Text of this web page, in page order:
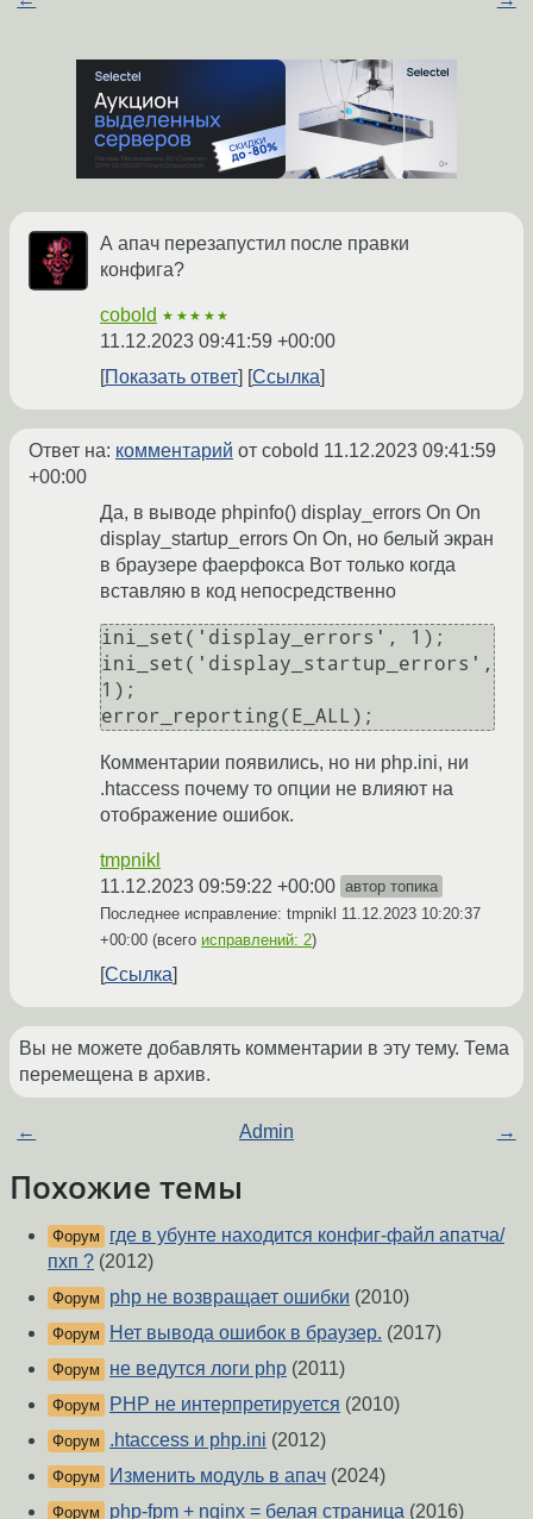
А апач перезапустил после правки
конфига?
cobold ★★★★★
11.12.2023 09:41:59 +00:00
Показать ответ
Ссылка
Ответ на: комментарий от cobold 11.12.2023 09:41:59
+00:00
Да, в выводе phpinfo() display_errors On On
display_startup_errors On On, но белый экран
в браузере фаерфокса Вот только когда
вставляю в код непосредственно
ini_set('display_errors', 1);
ini_set('display_startup_errors',
1);
Комментарии появились, но ни php.ini, ни
.htaccess почему то опции не влияют на
отображение ошибок.
tmpnikl
11.12.2023 09:59:22 +00:00 автор топика
Последнее исправление: tmpnikl 11.12.2023 10:20:37
+00:00 (всего исправлений: 2)
Ссылка
Вы не можете добавлять комментарии в эту тему. Тема
перемещена в архив.
← Admin →
Похожие темы
Форум
где в убунте находится конфиг-файл апатча/
пхп ? (2012)
Форум php не возвращает ошибки (2010)
Форум Нет вывода ошибок в браузер. (2017)
Форум не ведутся логи php (2011)
Форум PHP не интерпретируется (2010)
Форум .htaccess и php.ini (2012)
Форум Изменить модуль в апач (2024)
Форум php-fpm + nginx = белая страница (2016)